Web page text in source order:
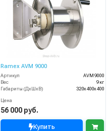
Ramex AVM 9000
Артикул
AVM9000
Вес
9 кг
Габариты (ДхШхВ)
320x400x400
Цена
56 000 руб.
Купить